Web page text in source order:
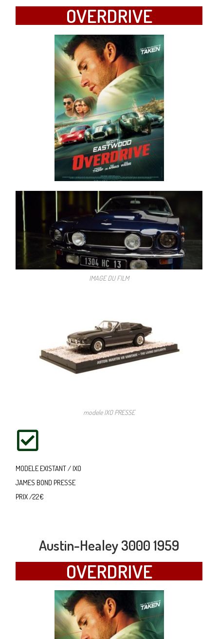
OVERDRIVE
IMAGE DU FILM
modele IXO PRESSE
MODELE EXISTANT / IXO
JAMES BOND PRESSE
PRIX /22€
Austin-Healey 3000 1959
OVERDRIVE